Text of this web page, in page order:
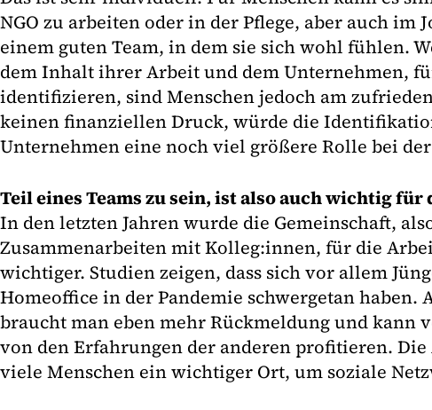
NGO zu arbeiten oder in der Pflege, aber auch im
einem guten Team, in dem sie sich wohl fühlen.
dem Inhalt ihrer Arbeit und dem Unternehmen,
identifizieren, sind Menschen jedoch am
keinen finanziellen Druck, würde die
Unternehmen eine noch viel größere Rolle bei
Teil eines Teams zu sein, ist also auch wichtig
In den letzten Jahren wurde die Gemeinschaft,
Zusammenarbeiten mit Kolleg:innen, für die
wichtiger. Studien zeigen, dass sich vor allem
Homeoffice in der Pandemie schwergetan haben.
braucht man eben mehr Rückmeldung und kann
von den Erfahrungen der anderen profitieren.
viele Menschen ein wichtiger Ort, um soziale